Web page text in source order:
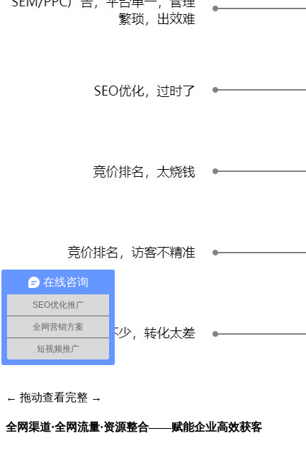
← 拖动查看完整 →
全网渠道·全网流量·资源整合——赋能企业高效获客
在线咨询
SEO优化推广
全网营销方案
短视频推广